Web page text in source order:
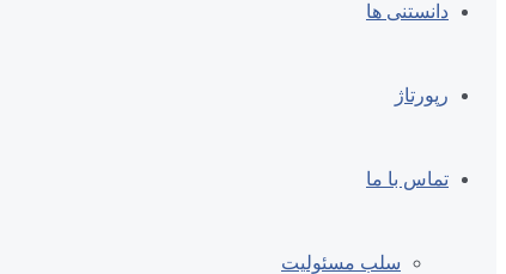
دانستنی ها
رپورتاژ
تماس با ما
سلب مسئولیت